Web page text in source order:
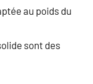
au poids du
sont des